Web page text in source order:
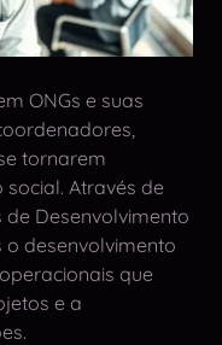
ONGs e suas
tornarem
Através de
Desenvolvimento
o desenvolvimento
que
e a